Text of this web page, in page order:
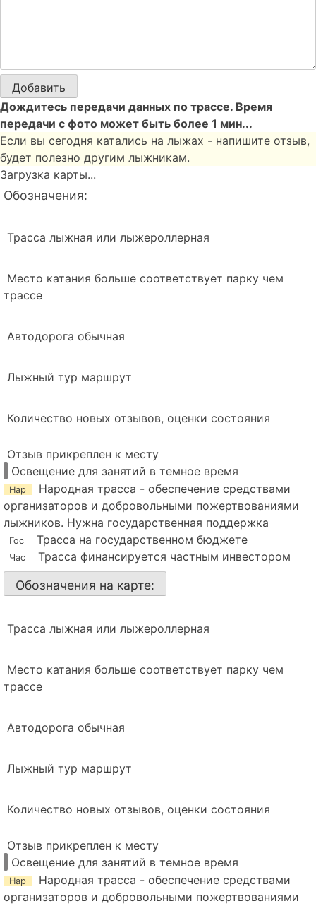
Добавить
Дождитесь передачи данных по трассе. Время
передачи с фото может быть более 1 мин...
Если вы сегодня катались на лыжах - напишите отзыв,
будет полезно другим лыжникам.
Загрузка карты...
Обозначения:
Трасса лыжная или лыжероллерная
Место катания больше соответствует парку чем
трассе
Автодорога обычная
Лыжный тур маршрут
Количество новых отзывов, оценки состояния
Отзыв прикреплен к месту
Освещение для занятий в темное время
Нар
Народная трасса - обеспечение средствами
организаторов и добровольными пожертвованиями
лыжников. Нужна государственная поддержка
Гос Трасса на государственном бюджете
Час Трасса финансируется частным инвестором
Обозначения на карте:
Трасса лыжная или лыжероллерная
Место катания больше соответствует парку чем
трассе
Автодорога обычная
Лыжный тур маршрут
Количество новых отзывов, оценки состояния
Отзыв прикреплен к месту
Освещение для занятий в темное время
Нар
Народная трасса - обеспечение средствами
организаторов и добровольными пожертвованиями